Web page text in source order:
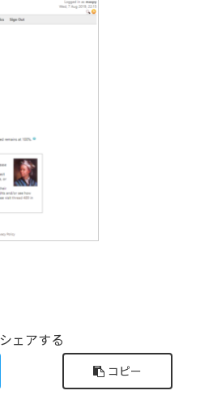
シェアする
コピー